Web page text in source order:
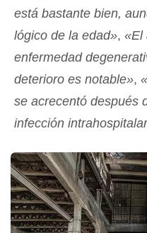
está bastante bien,
lógico de la edad», «El
enfermedad
deterioro es notable»,
se acrecentó después
infección